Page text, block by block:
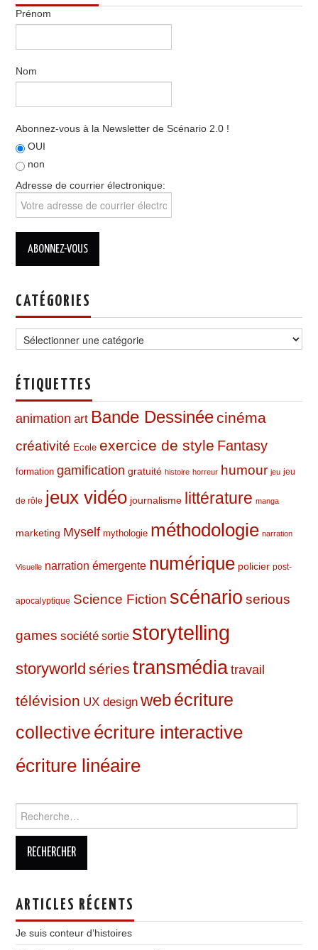
Prénom
Nom
Abonnez-vous à la Newsletter de Scénario 2.0 !
OUI
non
Adresse de courrier électronique:
CATÉGORIES
ÉTIQUETTES
animation art Bande Dessinéecinéma
créativité Ecole exercice de style Fantasy
formation gamification gratuité histoire horreur humour jeu jeu
de rôle jeux vidéo journalisme littérature manga
marketing Myself mythologie méthodologie narration
Visuelle narration émergente numérique policier post-
apocalyptique Science Fiction scénario serious
games société sortie storytelling
storyworld séries transmédia travail
télévision UX design webécriture
collective écriture interactive
écriture linéaire
ARTICLES RÉCENTS
Je suis conteur d’histoires